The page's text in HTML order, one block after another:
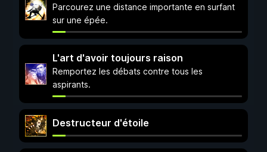
Parcourez une distance importante en surfant
sur une épée.
L'art d'avoir toujours raison
Remportez les débats contre tous les
aspirants.
Destructeur d'étoile